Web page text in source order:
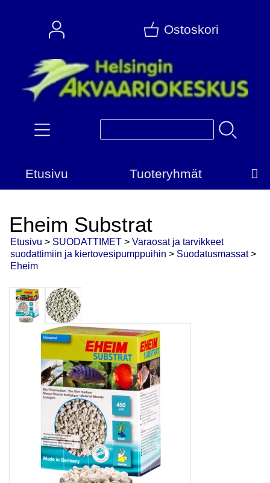
Ostoskori
Etusivu Tuoteryhmät
Eheim Substrat
Etusivu > SUODATTIMET > Varaosat ja tarvikkeet
suodattimiin ja kiertovesipumppuihin > Suodatusmassat>
Eheim